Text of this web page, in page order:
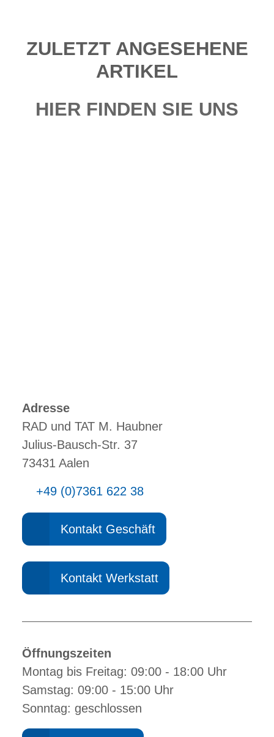
ZULETZT ANGESEHENE
ARTIKEL
HIER FINDEN SIE UNS
Adresse
RAD und TAT M. Haubner
Julius-Bausch-Str. 37
73431 Aalen
+49 (0)7361 622 38
Kontakt Geschäft
Kontakt Werkstatt
Öffnungszeiten
Montag bis Freitag: 09:00 - 18:00 Uhr
Samstag: 09:00 - 15:00 Uhr
Sonntag: geschlossen